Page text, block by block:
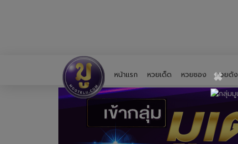
หน้าแรก หวยเด็ด หวยซอง หวยดัง
×